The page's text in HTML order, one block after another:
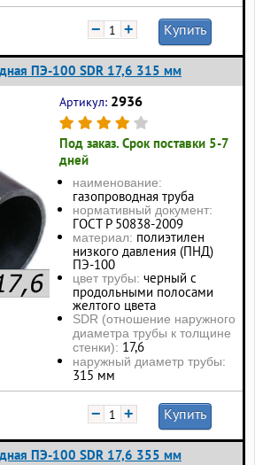
− + Купить
ПЭ-100 SDR 17,6 315 мм
Артикул: 2936
Под заказ. Срок поставки 5-7
дней
наименование:
газопроводная труба
нормативный документ:
ГОСТ Р 50838-2009
материал: полиэтилен
низкого давления (ПНД)
ПЭ-100
цвет трубы: черный с
продольными полосами
желтого цвета
SDR (отношение наружного
диаметра трубы к толщине
стенки): 17,6
наружный диаметр трубы:
315 мм
− + Купить
ПЭ-100 SDR 17,6 355 мм